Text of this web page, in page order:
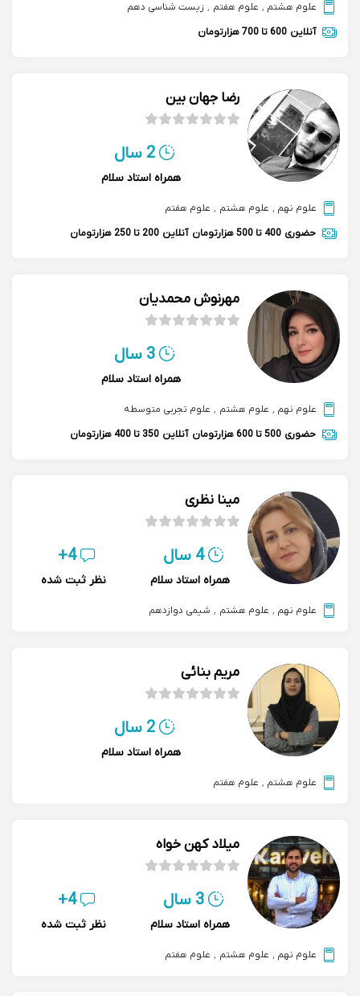
علوم هشتم , علوم هفتم , زیست شناسی دهم
آنلاین 600 تا 700 هزارتومان
رضا جهان بین
2 سال
همراه استاد سلام
علوم نهم , علوم هشتم , علوم هفتم
حضوری 400 تا 500 هزارتومان آنلاین 200 تا 250 هزارتومان
مهرنوش محمدیان
3 سال
همراه استاد سلام
علوم نهم , علوم هشتم , علوم تجربی متوسطه
حضوری 500 تا 600 هزارتومان آنلاین 350 تا 400 هزارتومان
مینا نظری
4 سال
همراه استاد سلام
4+
نظر ثبت شده
علوم نهم , علوم هشتم , شیمی دوازدهم
مریم بنائی
2 سال
همراه استاد سلام
علوم هشتم , علوم هفتم
میلاد کهن خواه
3 سال
همراه استاد سلام
4+
نظر ثبت شده
علوم نهم , علوم هشتم , علوم هفتم